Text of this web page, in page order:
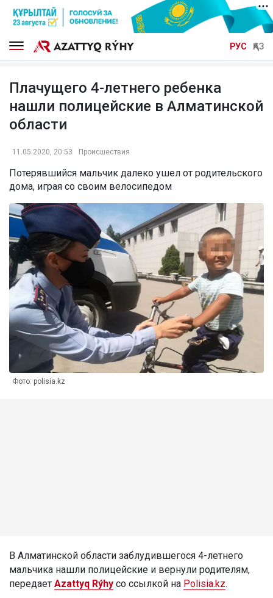
РУС ҚАЗ
Плачущего 4-летнего ребенка
нашли полицейские в Алматинской
области
11.05.2020, 20:53 Происшествия
Потерявшийся мальчик далеко ушел от родительского
дома, играя со своим велосипедом
Фото: polisia.kz
В Алматинской области заблудившегося 4-летнего
мальчика нашли полицейские и вернули родителям,
передает Azattyq Rýhy со ссылкой на Polisia.kz.